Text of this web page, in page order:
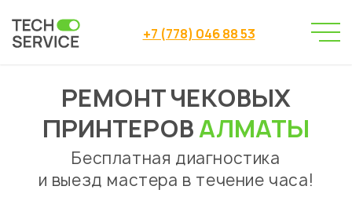
+7 (778) 046 88 53
Сервисный центр
→
Ремонт чековых принтеров
РЕМОНТ ЧЕКОВЫХ
ПРИНТЕРОВАЛМАТЫ
Бесплатная диагностика
и выезд мастера в течение часа!